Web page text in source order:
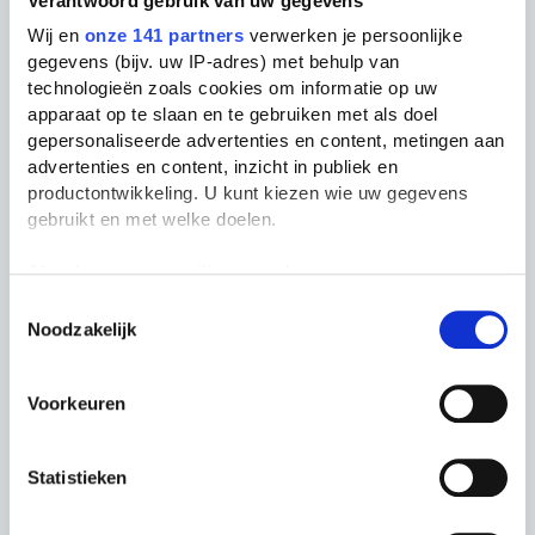
Wij en onze 141 partners verwerken je persoonlijke
gegevens (bijv. uw IP-adres) met behulp van
technologieën zoals cookies om informatie op uw
apparaat op te slaan en te gebruiken met als doel
gepersonaliseerde advertenties en content, metingen aan
advertenties en content, inzicht in publiek en
productontwikkeling. U kunt kiezen wie uw gegevens
gebruikt en met welke doelen.
Als u het toestaat, willen we ook graag:
locatie, die tot een paar meter nauwkeurig kan zijn
scannen op specifieke eigenschappen (fingerprinting)
Lees meer over hoe uw persoonlijke gegevens worden
U kunt uw toestemming op elk moment wijzigen of
intrekken in de Cookieverklaring.
Noodzakelijk
Voorkeuren
Statistieken
M.
mijn vriendje[ genaamd
Hasan] heeft me verlaten, wat
te doen??
16 jaar geleden